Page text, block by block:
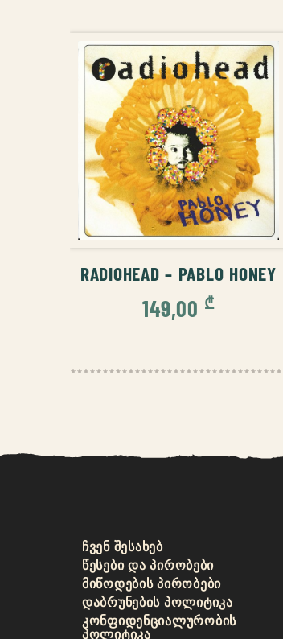
ᲙᲐᲚᲐᲗᲐᲨᲘ ᲓᲐᲛᲐᲢᲔᲑᲐ
RADIOHEAD – PABLO HONEY
149,00 ₾
ᲩᲕᲔᲜ ᲨᲔᲡᲐᲮᲔᲑ
ᲬᲔᲡᲔᲑᲘ ᲓᲐ ᲞᲘᲠᲝᲑᲔᲑᲘ
ᲛᲘᲬᲝᲓᲔᲑᲘᲡ ᲞᲘᲠᲝᲑᲔᲑᲘ
ᲓᲐᲑᲠᲣᲜᲔᲑᲘᲡ ᲞᲝᲚᲘᲢᲘᲙᲐ
ᲙᲝᲜᲤᲘᲓᲔᲜᲪᲘᲐᲚᲣᲠᲝᲑᲘᲡ
ᲞᲝᲚᲘᲢᲘᲙᲐ